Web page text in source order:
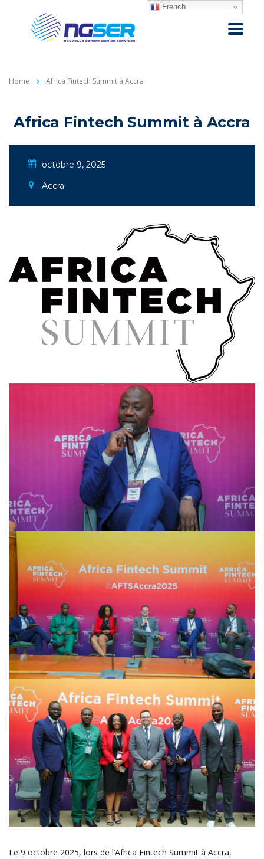
Home Africa Fintech Summit à Accra
Africa Fintech Summit à Accra
octobre 9, 2025
Accra
Le 9 octobre 2025, lors de l’Africa Fintech Summit à Accra,
French